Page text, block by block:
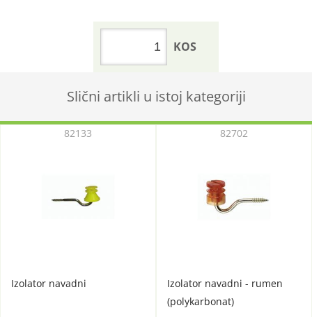
KOS
Slični artikli u istoj kategoriji
Izolator navadni
82133
Izolator navadni - rumen
(polykarbonat)
82702